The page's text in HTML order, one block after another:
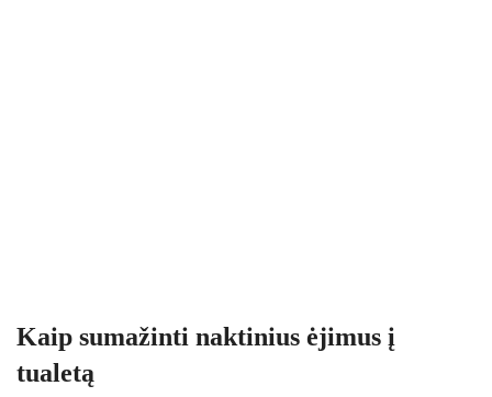
Kaip sumažinti naktinius ėjimus į
tualetą